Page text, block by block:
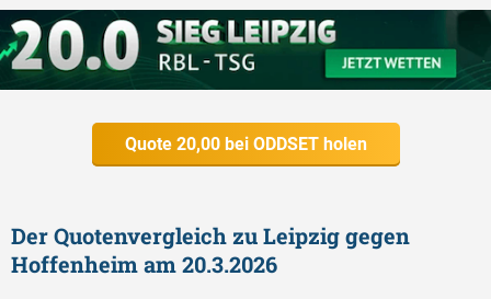
Quote 20,00 bei ODDSET holen
Der Quotenvergleich zu Leipzig gegen
Hoffenheim am 20.3.2026